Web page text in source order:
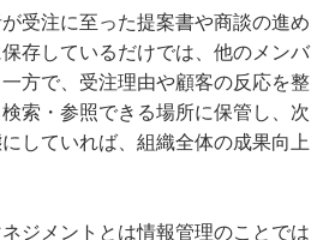
受注に至った提案書や商談の進め
存しているだけでは、他のメンバ
方で、受注理由や顧客の反応を整
索・参照できる場所に保管し、次
していれば、組織全体の成果向上
ジメントとは情報管理のことでは